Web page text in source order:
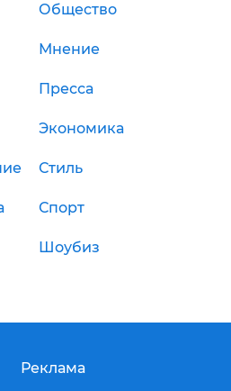
Общество
Мнение
Пресса
Экономика
Стиль
Спорт
Шоубиз
Реклама